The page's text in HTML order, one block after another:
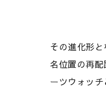
その進化形
名位置の再
ーツウォッ